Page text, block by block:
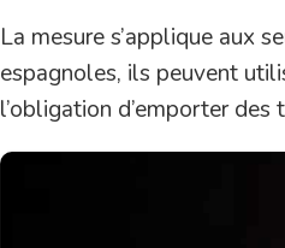
La mesure s’applique aux
espagnoles, ils peuvent
l’obligation d’emporter